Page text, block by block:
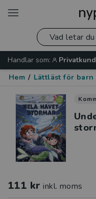
Handlar som:
Privatkund
Hem / Lättläst för barn
111 kr inkl. moms